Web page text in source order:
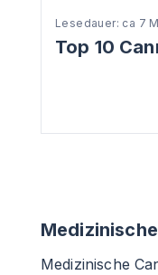
Lesedauer: ca 7
Top 10
Medizinische